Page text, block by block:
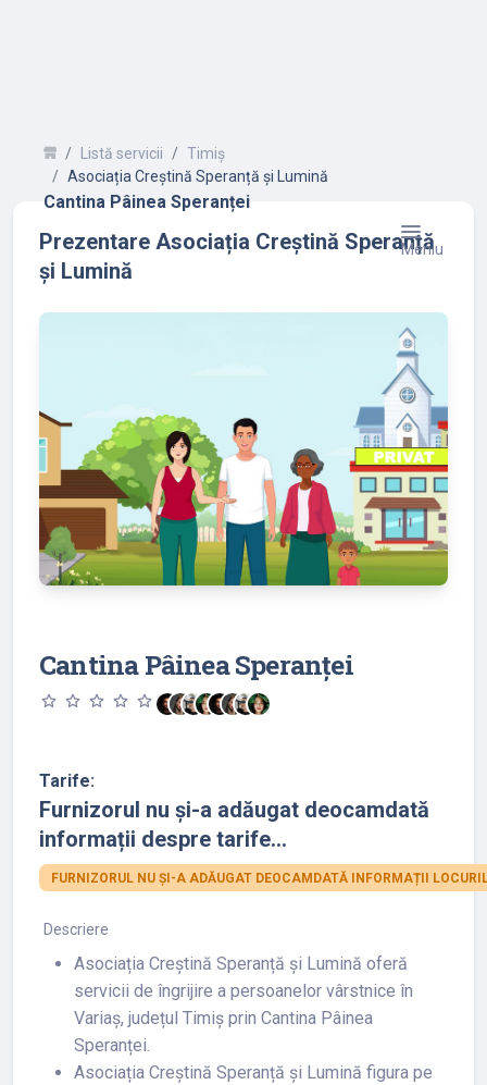
Listă servicii
Timiș
Asociația Creștină Speranță și Lumină
Cantina Pâinea Speranței
Meniu
Prezentare Asociația Creștină Speranță
și Lumină
Cantina Pâinea Speranței
star_outline star_outline star_outline star_outline star_outline
Tarife:
Furnizorul nu și-a adăugat deocamdată
informații despre tarife...
FURNIZORUL NU ȘI-A ADĂUGAT DEOCAMDATĂ INFORMAȚII
Descriere
Asociația Creștină Speranță și Lumină oferă
servicii de îngrijire a persoanelor vârstnice în
Variaș, județul Timiș prin Cantina Pâinea
Speranței.
Asociația Creștină Speranță și Lumină figura pe